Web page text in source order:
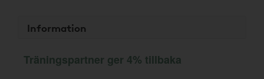
Information
Träningspartner ger 4% tillbaka